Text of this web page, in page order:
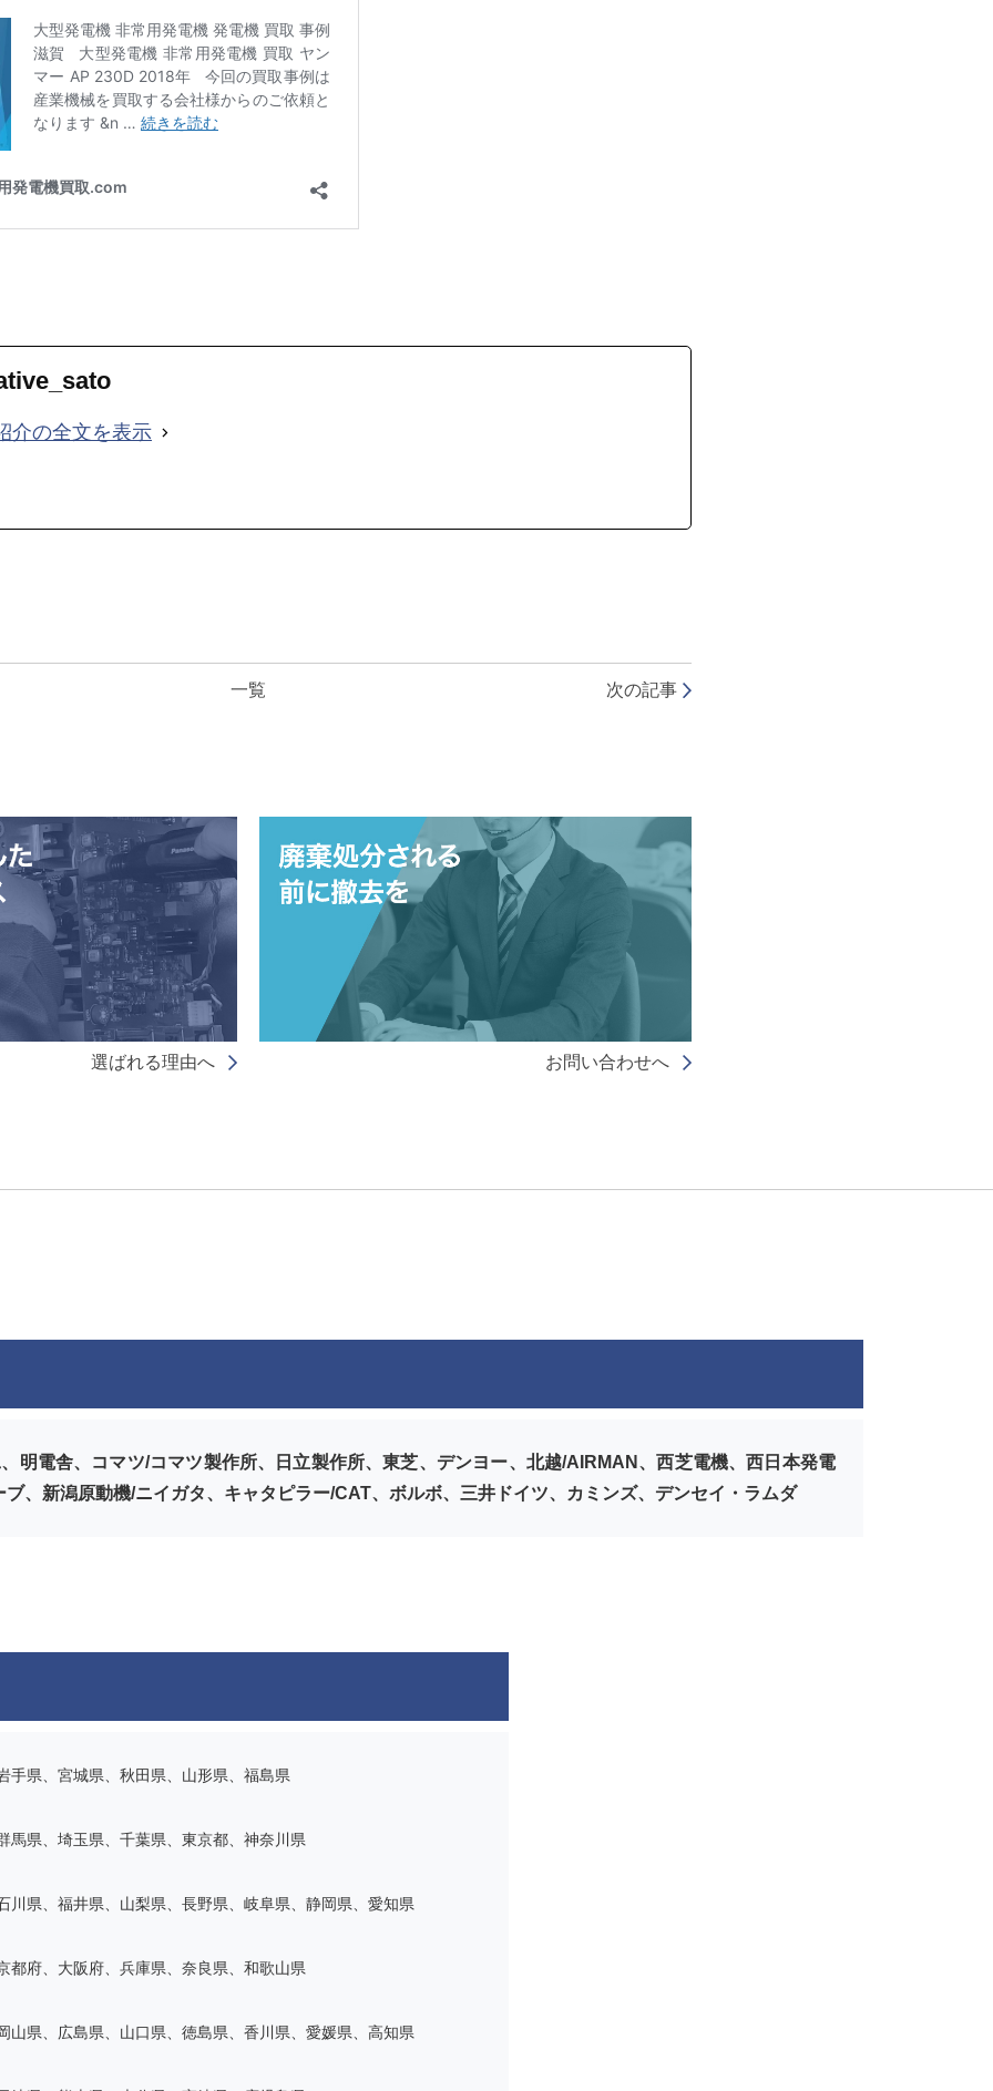
介の全文を表示
一覧 次の記事
選ばれる理由へ お問い合わせへ
明電舎、コマツ/コマツ製作所、日立製作所、東芝、デンヨー、北越/AIRMAN、西芝電機、西日本発電
、新潟原動機/ニイガタ、キャタピラー/CAT、ボルボ、三井ドイツ、カミンズ、デンセイ・ラムダ
手県、宮城県、秋田県、山形県、福島県
馬県、埼玉県、千葉県、東京都、神奈川県
川県、福井県、山梨県、長野県、岐阜県、静岡県、愛知県
都府、大阪府、兵庫県、奈良県、和歌山県
山県、広島県、山口県、徳島県、香川県、愛媛県、高知県